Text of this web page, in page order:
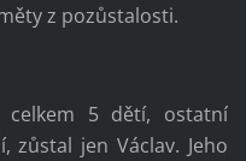
z pozůstalosti.
celkem 5 dětí, ostatní
zůstal jen Václav. Jeho